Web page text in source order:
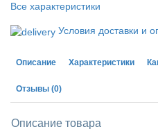
Все характеристики
Условия доставки и
Описание Характеристики
Отзывы (0)
Описание товара